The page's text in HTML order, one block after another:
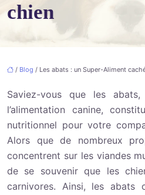
chien
/ Blog / Les abats : un Super-Aliment
Saviez-vous que les
l’alimentation canine,
nutritionnel pour votre
Alors que de nombreux
concentrent sur les viandes
de se souvenir que les
carnivores. Ainsi, les abats